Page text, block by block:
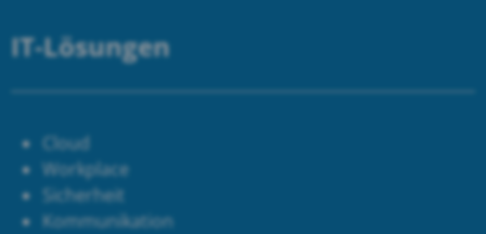
IT-Lösungen
Cloud
Workplace
Sicherheit
Kommunikation